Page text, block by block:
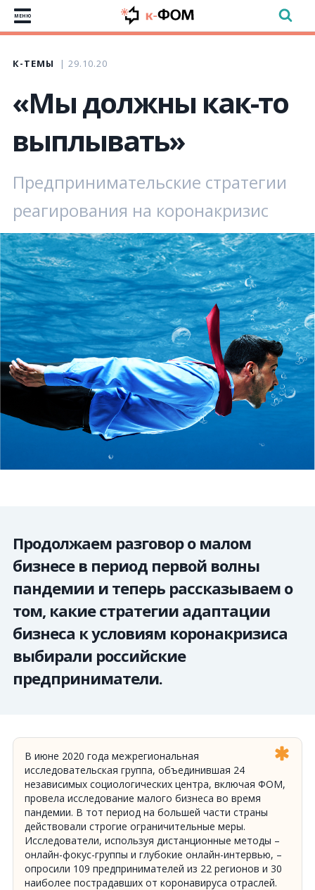
МЕНЮ
К-ТЕМЫ 29.10.20
«Мы должны как-то
выплывать»
Предпринимательские стратегии
реагирования на коронакризис
Продолжаем разговор о малом
бизнесе в период первой волны
пандемии и теперь рассказываем о
том, какие стратегии адаптации
бизнеса к условиям коронакризиса
выбирали российские
предприниматели.
В июне 2020 года межрегиональная
исследовательская группа, объединившая 24
независимых социологических центра, включая ФОМ,
провела исследование малого бизнеса во время
пандемии. В тот период на большей части страны
действовали строгие ограничительные меры.
Исследователи, используя дистанционные методы –
онлайн-фокус-группы и глубокие онлайн-интервью, –
опросили 109 предпринимателей из 22 регионов и 30
наиболее пострадавших от коронавируса отраслей.